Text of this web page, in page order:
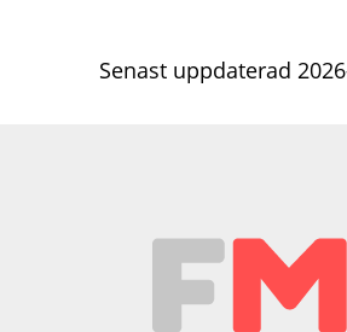
Senast uppdaterad